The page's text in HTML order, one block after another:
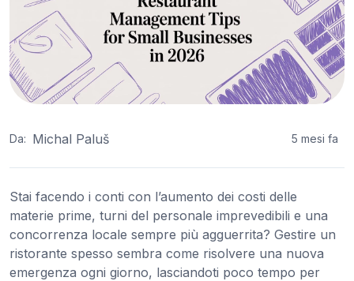
Da: Michal Paluš 5 mesi fa
Stai facendo i conti con l’aumento dei costi delle
materie prime, turni del personale imprevedibili e una
concorrenza locale sempre più agguerrita? Gestire un
ristorante spesso sembra come risolvere una nuova
emergenza ogni giorno, lasciandoti poco tempo per